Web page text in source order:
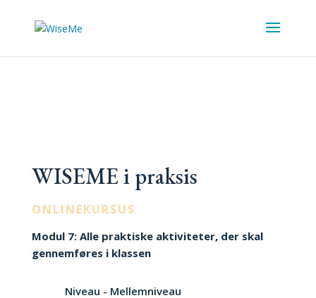
WISEME i praksis
ONLINEKURSUS
Modul 7: Alle praktiske aktiviteter, der skal
gennemføres i klassen
Niveau - Mellemniveau